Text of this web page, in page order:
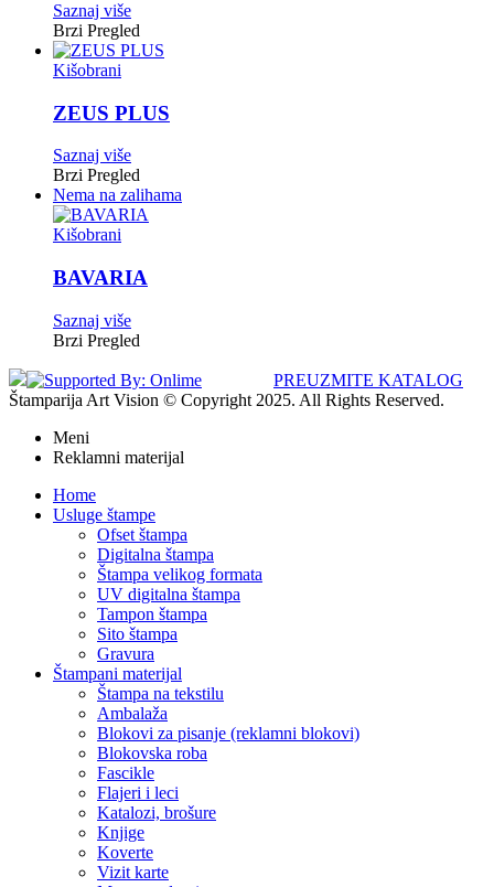
Saznaj više
Brzi Pregled
Kišobrani
ZEUS PLUS
Saznaj više
Brzi Pregled
Nema na zalihama
Kišobrani
BAVARIA
Saznaj više
Brzi Pregled
PREUZMITE KATALOG
Štamparija Art Vision © Copyright 2025. All Rights Reserved.
Meni
Reklamni materijal
Home
Usluge štampe
Ofset štampa
Digitalna štampa
Štampa velikog formata
UV digitalna štampa
Tampon štampa
Sito štampa
Gravura
Štampani materijal
Štampa na tekstilu
Ambalaža
Blokovi za pisanje (reklamni blokovi)
Blokovska roba
Fascikle
Flajeri i leci
Katalozi, brošure
Knjige
Koverte
Vizit karte